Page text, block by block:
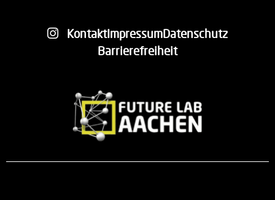
KontaktImpressumDatenschutz
Barrierefreiheit